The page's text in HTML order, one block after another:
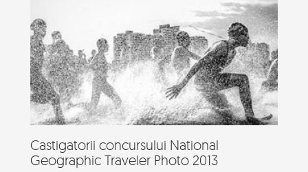
Castigatorii concursului National
Geographic Traveler Photo 2013